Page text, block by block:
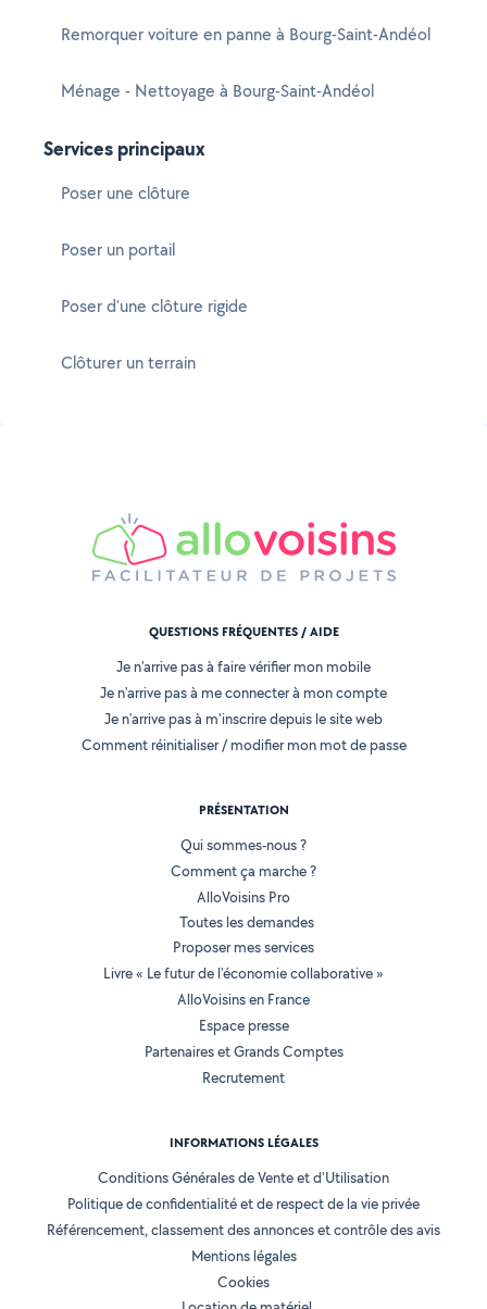
Remorquer voiture en panne à Bourg-Saint-Andéol
Ménage - Nettoyage à Bourg-Saint-Andéol
Services principaux
Poser une clôture
Poser un portail
Poser d'une clôture rigide
Clôturer un terrain
QUESTIONS FRÉQUENTES / AIDE
Je n'arrive pas à faire vérifier mon mobile
Je n'arrive pas à me connecter à mon compte
Je n'arrive pas à m'inscrire depuis le site web
Comment réinitialiser / modifier mon mot de passe
PRÉSENTATION
Qui sommes-nous ?
Comment ça marche ?
AlloVoisins Pro
Toutes les demandes
Proposer mes services
Livre « Le futur de l'économie collaborative »
AlloVoisins en France
Espace presse
Partenaires et Grands Comptes
Recrutement
INFORMATIONS LÉGALES
Conditions Générales de Vente et d'Utilisation
Politique de confidentialité et de respect de la vie privée
Référencement, classement des annonces et contrôle des avis
Mentions légales
Cookies